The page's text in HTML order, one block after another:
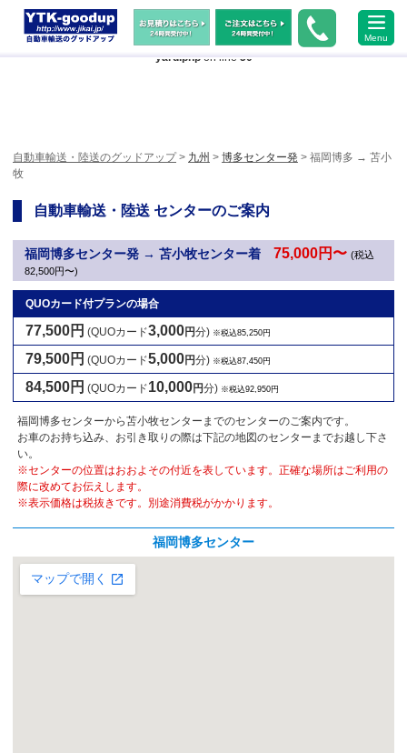
Warning: Undefined array key "HTTP_ACCEPT_LANGUAGE" in
/home/xs483473/jikai.jp/public_html/wp-content/themes/ytk2018/header-
yard.phpon line50
Menu
自動車輸送・陸送のグッドアップ> 九州 > 博多センター発 > 福岡博多 → 苫小
牧
自動車輸送・陸送 センターのご案内
福岡博多センター発 → 苫小牧センター着75,000円〜 (税込
82,500円〜)
QUOカード付プランの場合
77,500円 (QUOカード3,000円分) ※税込85,250円
79,500円 (QUOカード5,000円分) ※税込87,450円
84,500円 (QUOカード10,000円分) ※税込92,950円
福岡博多センターから苫小牧センターまでのセンターのご案内です。
お車のお持ち込み、お引き取りの際は下記の地図のセンターまでお越し下さ
い。
※センターの位置はおおよその付近を表しています。正確な場所はご利用の
際に改めてお伝えします。
※表示価格は税抜きです。別途消費税がかかります。
福岡博多センター